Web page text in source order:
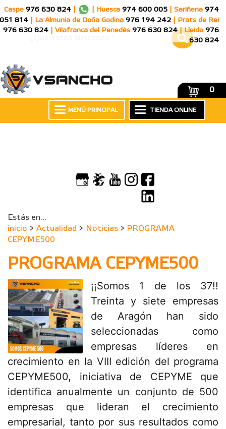
Caspe 976 630 824 Huesca 974 600 005 Sariñena 974
051 814
La Almunia de Doña Godina 976 194 242
Prats de Rei
976 630 824
Vilafranca del Penedès 976 630 824 Lleida 976
630 824
0
TIENDA ONLINE
MENÚ PRINCIPAL
Estás en...
inicio > Actualidad > Noticias > PROGRAMA
CEPYME500
PROGRAMA CEPYME500
¡¡Somos 1 de los 37!!
Treinta y siete empresas
de Aragón han sido
seleccionadas como
empresas líderes en
crecimiento en la VIII edición del programa
CEPYME500, iniciativa de CEPYME que
identifica anualmente un conjunto de 500
empresas que lideran el crecimiento
empresarial, tanto por sus resultados como